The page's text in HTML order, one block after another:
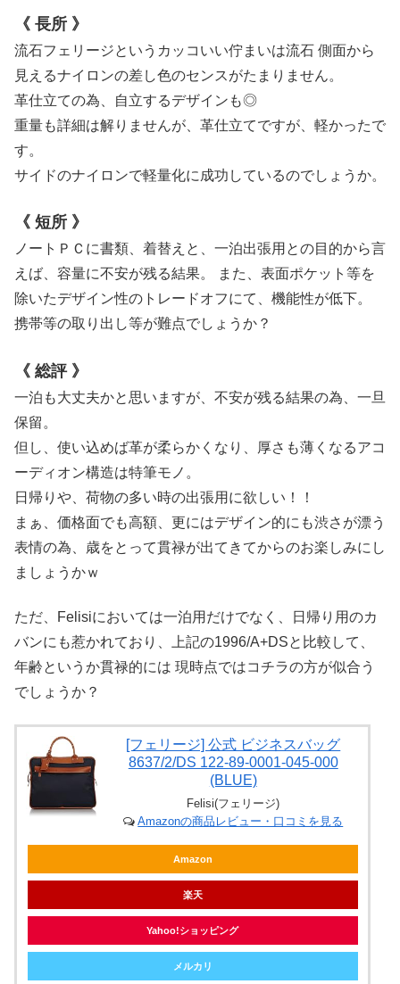
《 長所 》
流石フェリージというカッコいい佇まいは流石 側面から
見えるナイロンの差し色のセンスがたまりません。
革仕立ての為、自立するデザインも◎
重量も詳細は解りませんが、革仕立てですが、軽かったで
す。
サイドのナイロンで軽量化に成功しているのでしょうか。
《 短所 》
ノートＰＣに書類、着替えと、一泊出張用との目的から言
えば、容量に不安が残る結果。 また、表面ポケット等を
除いたデザイン性のトレードオフにて、機能性が低下。
携帯等の取り出し等が難点でしょうか？
《 総評 》
一泊も大丈夫かと思いますが、不安が残る結果の為、一旦
保留。
但し、使い込めば革が柔らかくなり、厚さも薄くなるアコ
ーディオン構造は特筆モノ。
日帰りや、荷物の多い時の出張用に欲しい！！
まぁ、価格面でも高額、更にはデザイン的にも渋さが漂う
表情の為、歳をとって貫禄が出てきてからのお楽しみにし
ましょうかｗ
ただ、Felisiにおいては一泊用だけでなく、日帰り用のカ
バンにも惹かれており、上記の1996/A+DSと比較して、
年齢というか貫禄的には 現時点ではコチラの方が似合う
でしょうか？
[フェリージ] 公式 ビジネスバッグ
8637/2/DS 122-89-0001-045-000
(BLUE)
Felisi(フェリージ)
Amazonの商品レビュー・口コミを見る
Amazon
楽天
Yahoo!ショッピング
メルカリ